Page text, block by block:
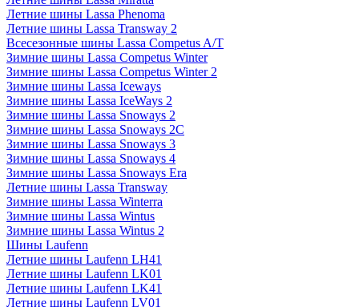
Летние шины Lassa Phenoma
Летние шины Lassa Transway 2
Всесезонные шины Lassa Competus A/T
Зимние шины Lassa Competus Winter
Зимние шины Lassa Competus Winter 2
Зимние шины Lassa Iceways
Зимние шины Lassa IceWays 2
Зимние шины Lassa Snoways 2
Зимние шины Lassa Snoways 2C
Зимние шины Lassa Snoways 3
Зимние шины Lassa Snoways 4
Зимние шины Lassa Snoways Era
Летние шины Lassa Transway
Зимние шины Lassa Winterra
Зимние шины Lassa Wintus
Зимние шины Lassa Wintus 2
Шины Laufenn
Летние шины Laufenn LH41
Летние шины Laufenn LK01
Летние шины Laufenn LK41
Летние шины Laufenn LV01